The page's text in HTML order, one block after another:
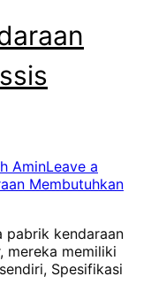
AminLeave a
Membutuhkan
pabrik kendaraan
mereka memiliki
Spesifikasi